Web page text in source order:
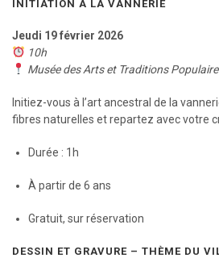
INITIATION À LA VANNERIE
Jeudi 19 février 2026
10h
Musée des Arts et Traditions
Initiez-vous à l’art ancestral de la
fibres naturelles et repartez avec votre
Durée : 1h
À partir de 6 ans
Gratuit, sur réservation
DESSIN ET GRAVURE – THÈME DU